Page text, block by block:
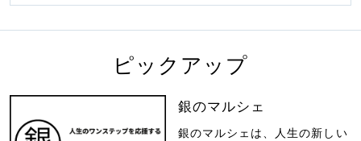
ピックアップ
銀のマルシェ
銀のマルシェは、人生の新しい